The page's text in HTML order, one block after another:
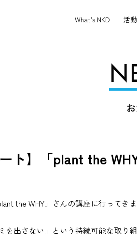
What’s NKD 活
ト】「plant the WHY
the WHY」さんの講座に行ってきま
を出さない」という持続可能な取り